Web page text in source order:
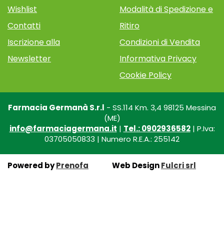
Wishlist
Contatti
Iscrizione alla
Newsletter
Modalità di Spedizione e
Ritiro
Condizioni di Vendita
Informativa Privacy
Cookie Policy
Farmacia Germanà S.r.l - SS.114 Km. 3,4 98125 Messina
(ME)
info@farmaciagermana.it | Tel.: 0902936582| P.Iva:
03705050833 | Numero R.E.A.: 255142
Powered byPrenofa Web DesignFulcri srl